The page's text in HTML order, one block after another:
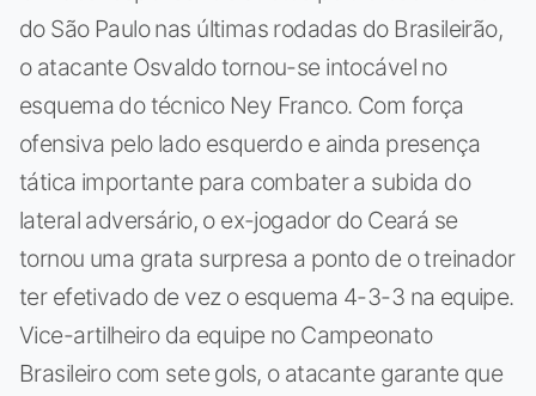
do São Paulo nas últimas rodadas do Brasileirão,
o atacante Osvaldo tornou-se intocável no
esquema do técnico Ney Franco. Com força
ofensiva pelo lado esquerdo e ainda presença
tática importante para combater a subida do
lateral adversário, o ex-jogador do Ceará se
tornou uma grata surpresa a ponto de o treinador
ter efetivado de vez o esquema 4-3-3 na equipe.
Vice-artilheiro da equipe no Campeonato
Brasileiro com sete gols, o atacante garante que